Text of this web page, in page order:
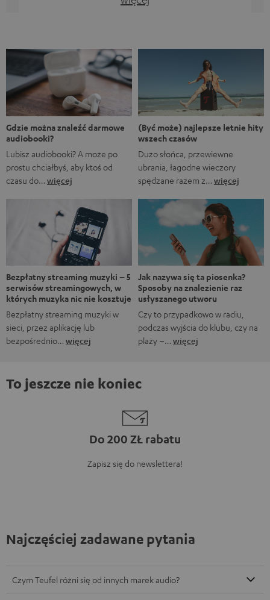
Marvela A gdyby…?, w którym rozgrywane są
alternatywne historie z FUM. Oczywiście fani Marvela
natychmiast rozpoznają, że pierwsze trzy tytuły to filmy
Marvela, podczas gdy ostatnie to tytuły obecnych lub
nadchodzących seriali. […]
Gdzie można znaleźć darmowe
audiobooki?
Lubisz audiobooki? A może po
prostu chciałbyś, aby ktoś od
czasu do… więcej
(Być może) najlepsze letnie hity
wszech czasów
Dużo słońca, przewiewne
ubrania, łagodne wieczory
spędzane razem z… więcej
Bezpłatny streaming muzyki – 5
serwisów streamingowych, w
których muzyka nic nie kosztuje
Bezpłatny streaming muzyki w
sieci, przez aplikację lub
bezpośrednio… więcej
Jak nazywa się ta piosenka?
Sposoby na znalezienie raz
usłyszanego utworu
Czy to przypadkowo w radiu,
podczas wyjścia do klubu, czy na
plaży –… więcej
To jeszcze nie koniec
Do 200 ZŁ rabatu
Zapisz się do newslettera!
Najczęściej zadawane pytania
Czym Teufel różni się od innych marek audio?